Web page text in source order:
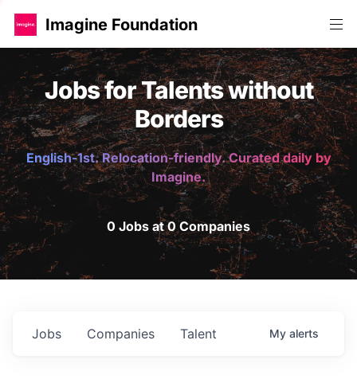
Imagine Foundation
Jobs for Talents without
Borders
English-1st. Relocation-friendly. Curated daily by
Imagine.
0 Jobs at 0 Companies
Jobs Companies Talent My alerts